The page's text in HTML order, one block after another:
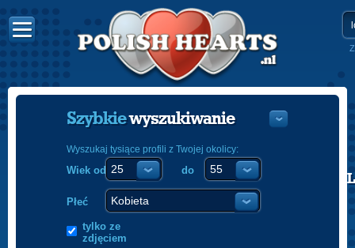
POLISH
Szybkiewyszukiwanie
Wyszukaj tysiące profili z Twojej okolicy:
Wiek od do
Płeć
tylko ze
zdjęciem